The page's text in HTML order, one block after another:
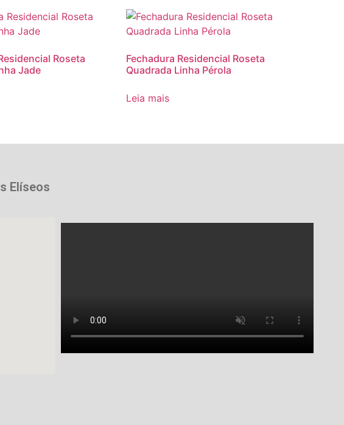
Roseta
Jade
Fechadura Residencial Roseta
Quadrada Linha Pérola
Leia mais
Elíseos